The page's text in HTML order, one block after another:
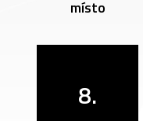
místo
8.